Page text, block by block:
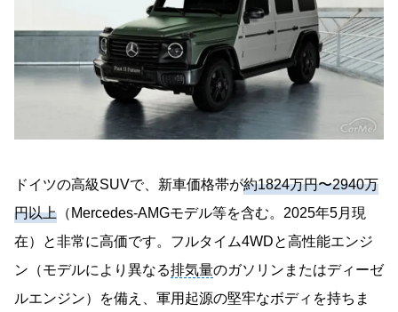
ドイツの高級SUVで、新車価格帯が約1824万円〜2940万
円以上 （Mercedes-AMGモデル等を含む。2025年5月現
在）と非常に高価です。フルタイム4WDと高性能エンジ
ン（モデルにより異なる排気量のガソリンまたはディーゼ
ルエンジン）を備え、軍用起源の堅牢なボディを持ちま